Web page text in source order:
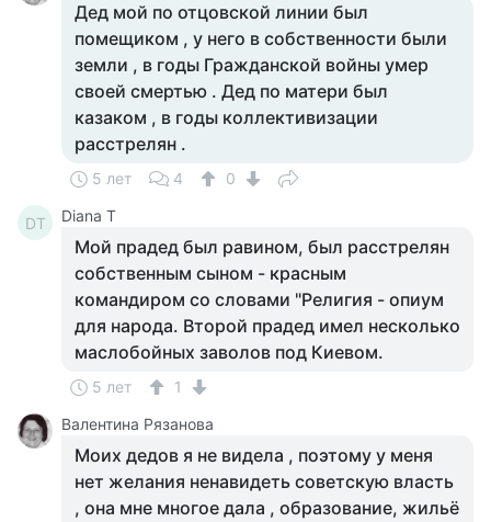
Дед мой по отцовской линии был
помещиком , у него в собственности были
земли , в годы Гражданской войны умер
своей смертью . Дед по матери был
казаком , в годы коллективизации
расстрелян .
5 лет 4 0
DТ Diana Т
Мой прадед был равином, был расстрелян
собственным сыном - красным
командиром со словами "Религия - опиум
для народа. Второй прадед имел несколько
маслобойных заволов под Киевом.
5 лет
1
Валентина Рязанова
Моих дедов я не видела , поэтому у меня
нет желания ненавидеть советскую власть
, она мне многое дала , образование, жильё